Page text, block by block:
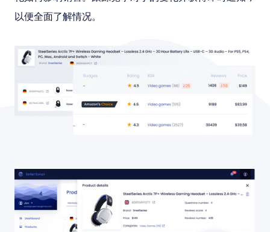
以便全面了解情况。